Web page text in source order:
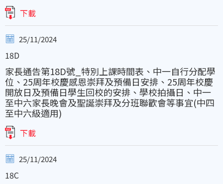
下載
25/11/2024
18D
家長通告第18D號_特別上課時間表、中一自行分配學
位、25周年校慶感恩崇拜及預備日安排、25周年校慶
開放日及預備日學生回校的安排、學校拍攝日、中一
至中六家長晚會及聖誕崇拜及分班聯歡會等事宜(中四
至中六級適用)
下載
25/11/2024
18C